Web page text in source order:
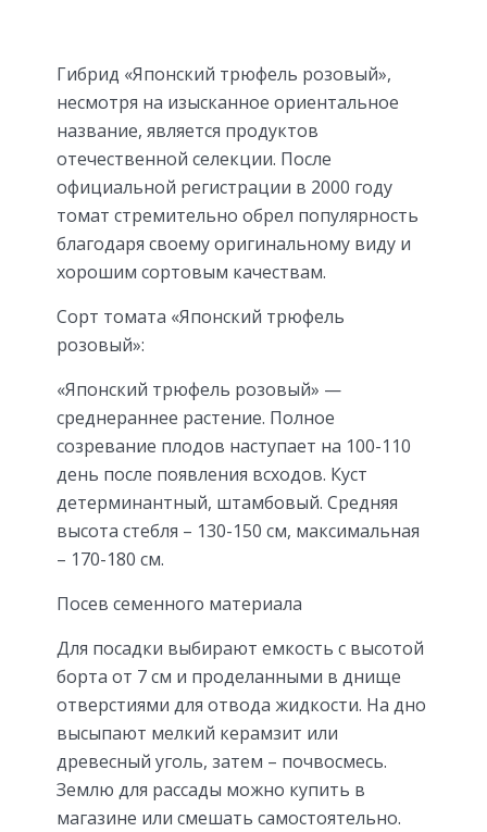
Гибрид «Японский трюфель розовый»,
несмотря на изысканное ориентальное
название, является продуктов
отечественной селекции. После
официальной регистрации в 2000 году
томат стремительно обрел популярность
благодаря своему оригинальному виду и
хорошим сортовым качествам.
Сорт томата «Японский трюфель
розовый»:
«Японский трюфель розовый» —
среднераннее растение. Полное
созревание плодов наступает на 100-110
день после появления всходов. Куст
детерминантный, штамбовый. Средняя
высота стебля – 130-150 см, максимальная
– 170-180 см.
Посев семенного материала
Для посадки выбирают емкость с высотой
борта от 7 см и проделанными в днище
отверстиями для отвода жидкости. На дно
высыпают мелкий керамзит или
древесный уголь, затем – почвосмесь.
Землю для рассады можно купить в
магазине или смешать самостоятельно.